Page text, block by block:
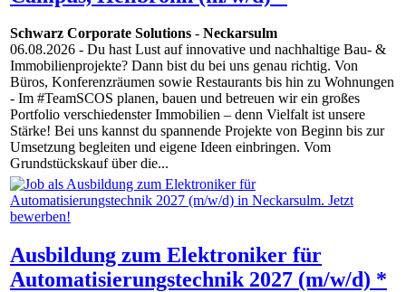
Schwarz Corporate Solutions - Neckarsulm
06.08.2026 - Du hast Lust auf innovative und nachhaltige Bau- &
Immobilienprojekte? Dann bist du bei uns genau richtig. Von
Büros, Konferenzräumen sowie Restaurants bis hin zu Wohnungen
- Im #TeamSCOS planen, bauen und betreuen wir ein großes
Portfolio verschiedenster Immobilien – denn Vielfalt ist unsere
Stärke! Bei uns kannst du spannende Projekte von Beginn bis zur
Umsetzung begleiten und eigene Ideen einbringen. Vom
Grundstückskauf über die...
Ausbildung zum Elektroniker für
Automatisierungstechnik 2027 (m/w/d) *